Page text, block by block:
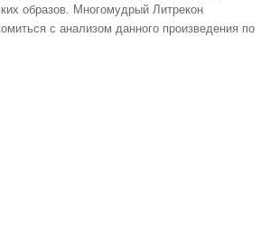
образов. Многомудрый Литрекон
с анализом данного произведения по